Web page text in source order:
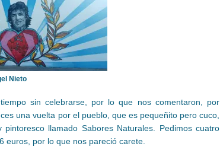
Nieto
sin celebrarse, por lo que nos comentaron, por
una vuelta por el pueblo, que es pequeñito pero cuco,
llamado Sabores Naturales. Pedimos cuatro
euros, por lo que nos pareció carete.